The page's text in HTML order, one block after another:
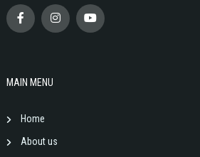
MAIN MENU
Home
About us